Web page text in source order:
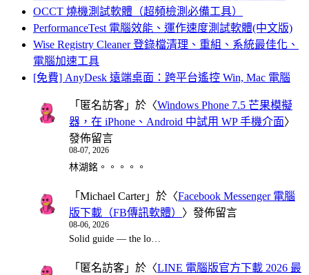
OCCT 燒機測試軟體（超頻檢測必備工具）
PerformanceTest 電腦效能、運作速度測試軟體(中文版)
Wise Registry Cleaner 登錄檔清理、重組、系統最佳化、
電腦加速工具
[免費] AnyDesk 遠端桌面：跨平台遙控 Win, Mac 電腦
「 匿名訪客 」於〈Windows Phone 7.5 芒果模擬
器，在 iPhone、Android 中試用 WP 手機介面〉
發佈留言
08-07, 2026
林湖銘。。。。。
「 Michael Carter」於〈Facebook Messenger 電腦
版下載（FB傳訊軟體） 〉發佈留言
08-06, 2026
Solid guide — the lo…
「 匿名訪客 」於〈LINE 電腦版官方下載 2026 最